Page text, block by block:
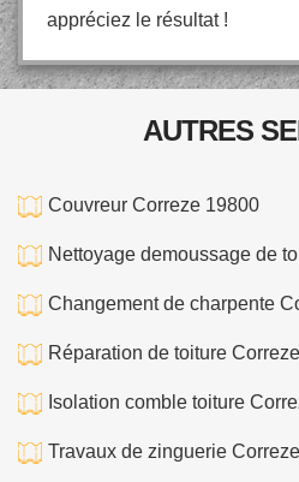
appréciez le résultat !
AUTRES
Couvreur Correze 19800
Nettoyage demoussage de
Changement de charpente
Réparation de toiture
Isolation comble toiture
Travaux de zinguerie